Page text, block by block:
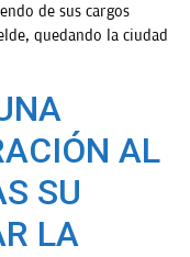
de sus cargos
quedando la ciudad
AL
SU
LA